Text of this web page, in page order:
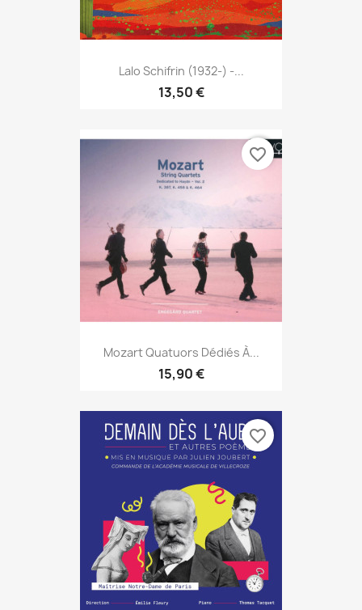
Lalo Schifrin (1932-) -...
13,50 €
Mozart Quatuors Dédiés À...
15,90 €
favorite_border
favorite_border